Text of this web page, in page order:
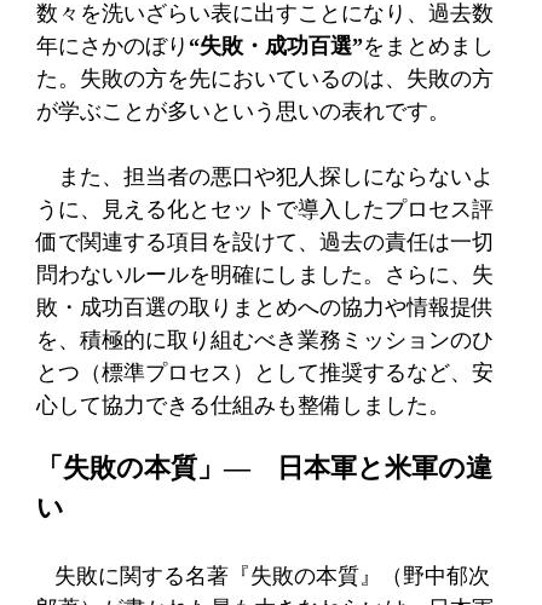
数々を洗いざらい表に出すことになり、過去数
年にさかのぼり “失敗・成功百選”をまとめまし
た。失敗の方を先においているのは、失敗の方
が学ぶことが多いという思いの表れです。
また、担当者の悪口や犯人探しにならないよ
うに、見える化とセットで導入したプロセス評
価で関連する項目を設けて、過去の責任は一切
問わないルールを明確にしました。さらに、失
敗・成功百選の取りまとめへの協力や情報提供
を、積極的に取り組むべき業務ミッションのひ
とつ（標準プロセス）として推奨するなど、安
心して協力できる仕組みも整備しました。
「失敗の本質」― 日本軍と米軍の違
い
失敗に関する名著『失敗の本質』（野中郁次